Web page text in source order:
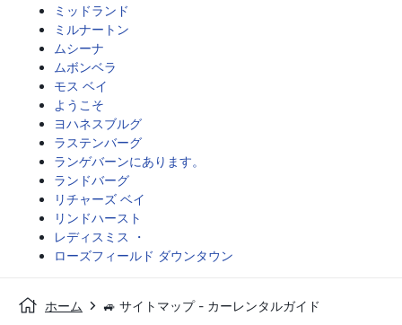
ミッドランド
ミルナートン
ムシーナ
ムボンベラ
モス ベイ
ようこそ
ヨハネスブルグ
ラステンバーグ
ランゲバーンにあります。
ランドバーグ
リチャーズ ベイ
リンドハースト
レディスミス ・
ローズフィールド ダウンタウン
ホーム 🚙 サイトマップ - カーレンタルガイド